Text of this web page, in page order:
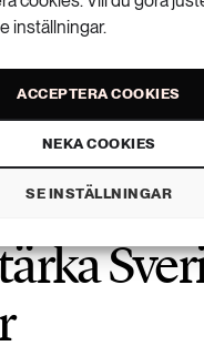
inställningar.
ACCEPTERA COOKIES
NEKA COOKIES
SE INSTÄLLNINGARkan